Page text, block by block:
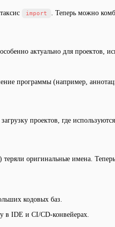
import . Теперь можно
актуально для проектов,
программы (например,
загрузку проектов, где
) теряли оригинальные имена.
кодовых баз.
в IDE и CI/CD-конвейерах.